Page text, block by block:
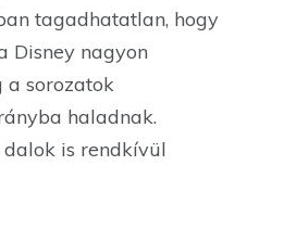
tagadhatatlan, hogy
Disney nagyon
a sorozatok
haladnak.
is rendkívül